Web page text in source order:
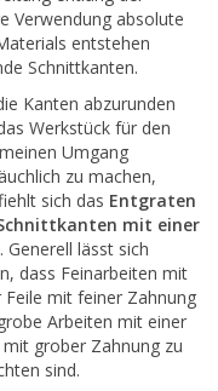
Verwendung absolute
entstehen
Schnittkanten.
Kanten abzurunden
Werkstück für den
Umgang
zu machen,
sich das Entgraten
mit einer
. Generell lässt sich
dass Feinarbeiten mit
Feile mit feiner Zahnung
Arbeiten mit einer
mit grober Zahnung zu
sind.